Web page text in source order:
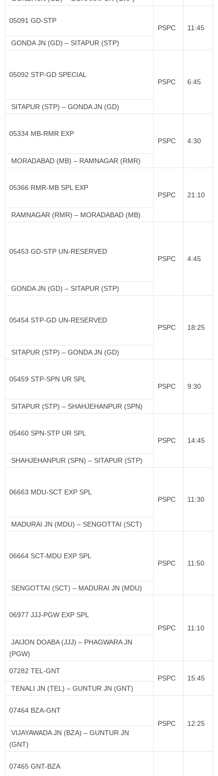
05091 GD-STP
PSPC
11:45
GONDA JN (GD) – SITAPUR (STP)
05092 STP-GD SPECIAL
PSPC
6:45
SITAPUR (STP) – GONDA JN (GD)
05334 MB-RMR EXP
PSPC
4:30
MORADABAD (MB) – RAMNAGAR (RMR)
05366 RMR-MB SPL EXP
PSPC
21:10
RAMNAGAR (RMR) – MORADABAD (MB)
05453 GD-STP UN-RESERVED
PSPC
4:45
GONDA JN (GD) – SITAPUR (STP)
05454 STP-GD UN-RESERVED
PSPC
18:25
SITAPUR (STP) – GONDA JN (GD)
05459 STP-SPN UR SPL
PSPC
9:30
SITAPUR (STP) – SHAHJEHANPUR (SPN)
05460 SPN-STP UR SPL
PSPC
14:45
SHAHJEHANPUR (SPN) – SITAPUR (STP)
06663 MDU-SCT EXP SPL
PSPC
11:30
MADURAI JN (MDU) – SENGOTTAI (SCT)
06664 SCT-MDU EXP SPL
PSPC
11:50
SENGOTTAI (SCT) – MADURAI JN (MDU)
06977 JJJ-PGW EXP SPL
PSPC
11:10
JAIJON DOABA (JJJ) – PHAGWARA JN
(PGW)
07282 TEL-GNT
PSPC
15:45
TENALI JN (TEL) – GUNTUR JN (GNT)
07464 BZA-GNT
PSPC
12:25
VIJAYAWADA JN (BZA) – GUNTUR JN
(GNT)
07465 GNT-BZA